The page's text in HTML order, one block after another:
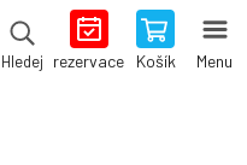
Hledej rezervace Košík Menu